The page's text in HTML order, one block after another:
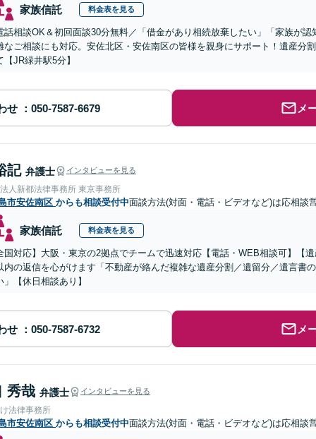
家族信託 料金表を見る
話相談OK＆初回面談30分無料／「借金があり相続放棄したい」「家族が
なご相談にも対応。安佐北区・安佐南区の皆様を親身にサポート！遺産分
【JR緑井駅5分】
せ メ
記 弁護士 インタビューを見る
人新都法律事務所 東京事務所
市安佐南区 からも相談受付中面談方法(対面・電話・ビデオなど)は応相談
家族信託 料金表を見る
国対応】大阪・東京の2拠点でチームで迅速対応【電話・WEB相談可】【
内の返信を心がけます「不動産が絡んだ複雑な遺産分割／遺留分／遺言書
」【休日相談あり】
せ メ
秀哉 弁護士 インタビューを見る
法律事務所
市安佐南区 からも相談受付中面談方法(対面・電話・ビデオなど)は応相談